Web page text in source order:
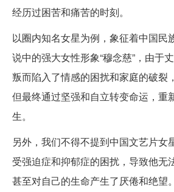
经历过困苦和痛苦的时刻。
以圈内知名女星为例，象征着中国民
说中的强大女性形象“穆念慈”，由于
叛而陷入了情感的困扰和家庭的破裂
但最终通过坚强和自立转变命运，重
生。
另外，我们不得不提到中国文艺片女
受强迫症和抑郁症的困扰，导致他无
甚至对自己的生命产生了厌倦和绝望